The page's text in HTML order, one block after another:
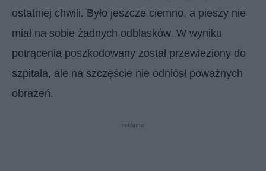
ostatniej chwili. Było jeszcze ciemno, a pieszy nie
miał na sobie żadnych odblasków. W wyniku
potrącenia poszkodowany został przewieziony do
szpitala, ale na szczęście nie odniósł poważnych
obrażeń.
reklama